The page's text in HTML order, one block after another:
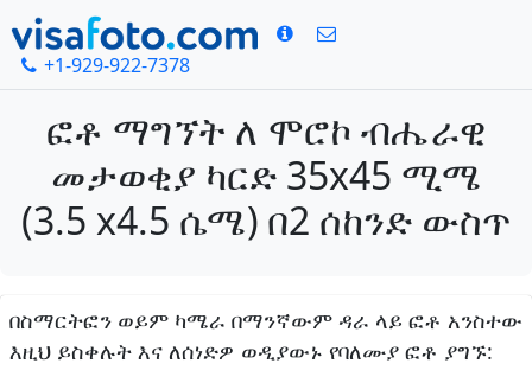
+1-929-922-7378
ፎቶ ማግኘት ለ ሞሮኮ ብሔራዊ
መታወቂያ ካርድ 35x45 ሚሜ
(3.5 x4.5 ሴሜ) በ2 ሰከንድ ውስጥ
በስማርትፎን ወይም ካሜራ በማንኛውም ዳራ ላይ ፎቶ አንስተው
እዚህ ይስቀሉት እና ለሰነድዎ ወዲያውኑ የባለሙያ ፎቶ ያግኙ: